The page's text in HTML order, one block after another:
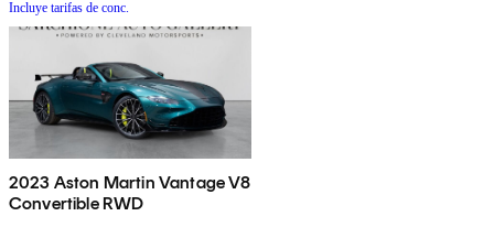
Incluye tarifas de conc.
2023 Aston Martin Vantage V8
Convertible RWD